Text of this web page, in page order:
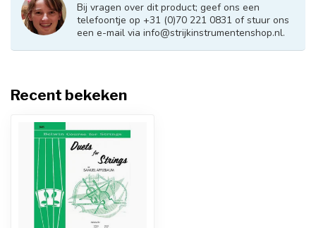
Bij vragen over dit product; geef ons een
telefoontje op +31 (0)70 221 0831 of stuur ons
een e-mail via info@strijkinstrumentenshop.nl.
Recent bekeken